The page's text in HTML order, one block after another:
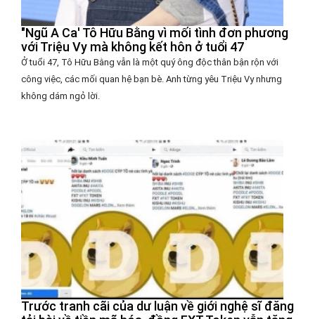
"Ngũ A Ca' Tô Hữu Bằng vì mối tình đơn phương
với Triệu Vy mà không kết hôn ở tuổi 47
Ở tuổi 47, Tô Hữu Bằng vẫn là một quý ông độc thân bận rộn với
công việc, các mối quan hệ bạn bè. Anh từng yêu Triệu Vy nhưng
không dám ngỏ lời.
Trước tranh cãi của dư luận về giới nghệ sĩ đăng